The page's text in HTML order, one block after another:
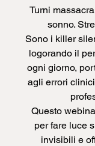
Turni
sonno.
Sono i killer
logorando il
ogni giorno,
agli errori
Questo
per fare luce
invisibili e